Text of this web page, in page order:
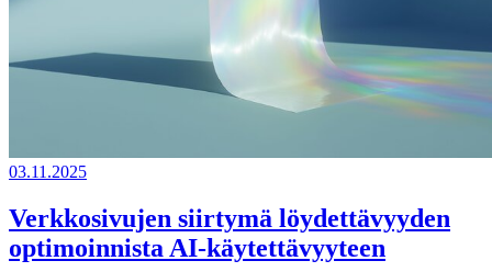
03.11.2025
Verkkosivujen siirtymä löydettävyyden
optimoinnista AI-käytettävyyteen